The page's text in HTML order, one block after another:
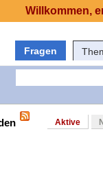
Fragen
Aktive
Willkommen,